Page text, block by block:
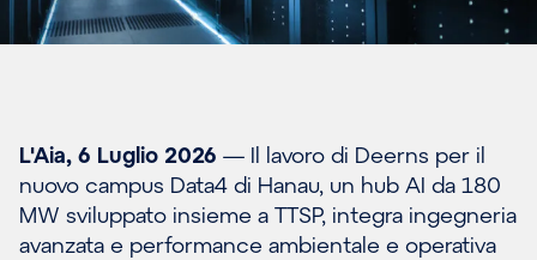
L'Aia, 6 Luglio 2026 — Il lavoro di Deerns per il
nuovo campus Data4 di Hanau, un hub AI da 180
MW sviluppato insieme a TTSP, integra ingegneria
avanzata e performance ambientale e operativa